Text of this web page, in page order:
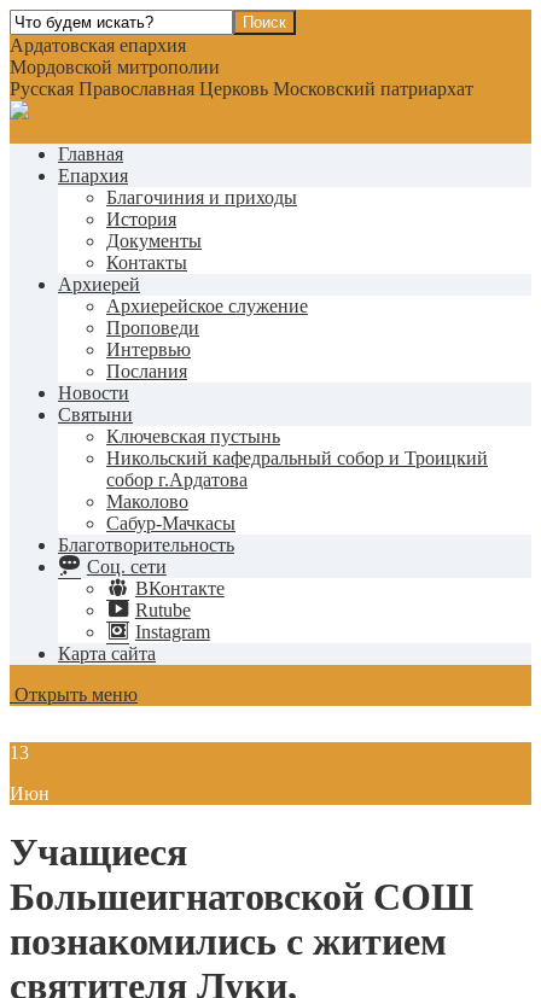
Ардатовская епархия
Мордовской митрополии
Русская Православная Церковь Московский патриархат
Главная
Епархия
Благочиния и приходы
История
Документы
Контакты
Архиерей
Архиерейское служение
Проповеди
Интервью
Послания
Новости
Святыни
Ключевская пустынь
Никольский кафедральный собор и Троицкий
собор г.Ардатова
Маколово
Сабур-Мачкасы
Благотворительность
Соц. сети
ВКонтакте
Rutube
Instagram
Карта сайта
Открыть меню
13
Июн
Учащиеся
Большеигнатовской СОШ
познакомились с житием
святителя Луки,